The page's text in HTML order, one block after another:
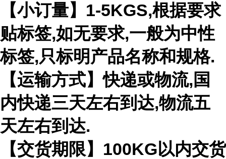
【小订量】1-5KGS,根据要求
贴标签,如无要求,一般为中性
标签,只标明产品名称和规格.
【运输方式】快递或物流,国
内快递三天左右到达,物流五
天左右到达.
【交货期限】100KG以内交货